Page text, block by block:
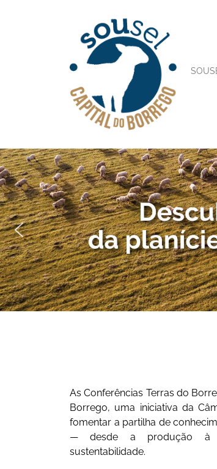
As Conferências Terras do
Borrego, uma iniciativa da
fomentar a partilha de
— desde a produção à
sustentabilidade.